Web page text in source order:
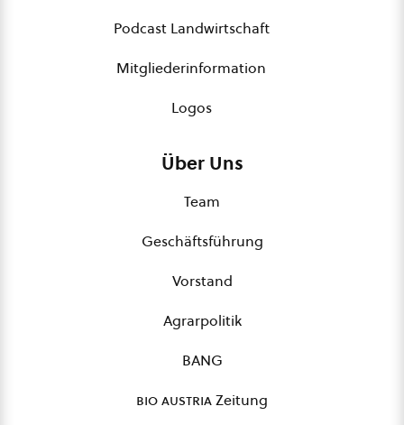
Podcast Landwirtschaft
Mitgliederinformation
Logos
Über Uns
Team
Geschäftsführung
Vorstand
Agrarpolitik
BANG
bio austriaZeitung